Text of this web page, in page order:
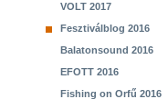
VOLT 2017
Fesztiválblog 2016
Balatonsound 2016
EFOTT 2016
Fishing on Orfű 2016